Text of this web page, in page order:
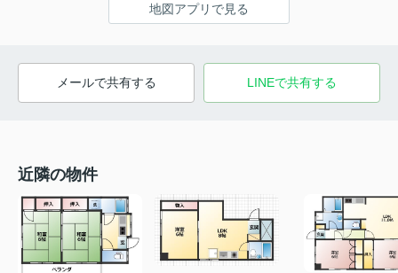
地図アプリで見る
メールで共有する LINEで共有する
近隣の物件